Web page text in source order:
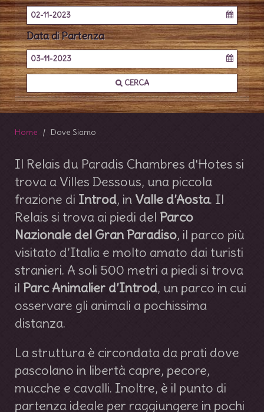
02-11-2023
Data di Partenza
03-11-2023
CERCA
Home Dove Siamo
Il Relais du Paradis Chambres d'Hotes si
trova a Villes Dessous, una piccola
frazione di Introd, in Valle d’Aosta. Il
Relais si trova ai piedi del Parco
Nazionale del Gran Paradiso, il parco più
visitato d’Italia e molto amato dai turisti
stranieri. A soli 500 metri a piedi si trova
il Parc Animalier d’Introd, un parco in cui
osservare gli animali a pochissima
distanza.
La struttura è circondata da prati dove
pascolano in libertà capre, pecore,
mucche e cavalli. Inoltre, è il punto di
partenza ideale per raggiungere in pochi